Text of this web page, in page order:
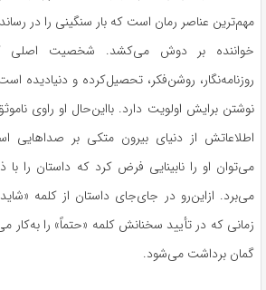
مهم‌ترین عناصر رمان است که بار سنگینی را در
خواننده بر دوش می‌کشد. شخصیت اصلی
روزنامه‌نگار، روشن‌فکر، تحصیل‌کرده و دنیادیده
نوشتن برایش اولویت دارد. بااین‌حال او راوی
اطلاعاتش از دنیای بیرون متکی بر صداهایی
می‌توان او را نابینایی فرض کرد که داستان را
می‌برد. ازاین‌رو در جای‌جای داستان از کلمه
زمانی که در تأیید سخنانش کلمه «حتماً» را
گمان برداشت می‌شود.